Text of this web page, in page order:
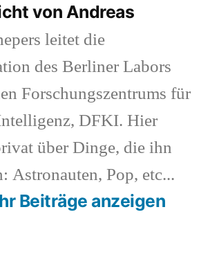
von Andreas
leitet die
des Berliner Labors
Forschungszentrums für
DFKI. Hier
über Dinge, die ihn
Astronauten, Pop, etc...
Beiträge anzeigen